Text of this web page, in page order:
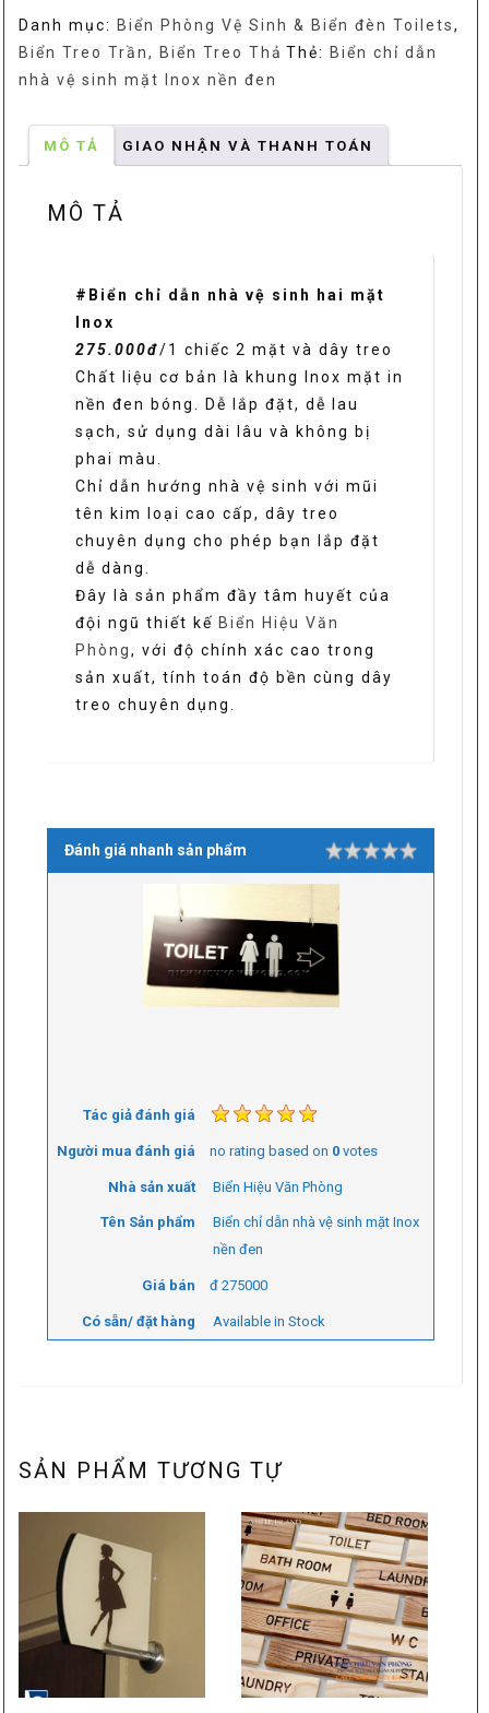
nhà
vệ
sinh
kim
Danh mục: Biển Phòng Vệ Sinh & Biển đèn Toilets,
Biển Treo Trần, Biển Treo Thả Thẻ: Biển chỉ dẫn
nhà vệ sinh mặt Inox nền đen
MÔ TẢ GIAO NHẬN VÀ THANH TOÁN
MÔ TẢ
#Biển chỉ dẫn nhà vệ sinh hai mặt
Inox
275.000đ/1 chiếc 2 mặt và dây treo
Chất liệu cơ bản là khung Inox mặt in
nền đen bóng. Dễ lắp đặt, dễ lau
sạch, sử dụng dài lâu và không bị
phai màu.
Chỉ dẫn hướng nhà vệ sinh với mũi
tên kim loại cao cấp, dây treo
chuyên dụng cho phép bạn lắp đặt
dễ dàng.
Đây là sản phẩm đầy tâm huyết của
đội ngũ thiết kế Biển Hiệu Văn
Phòng, với độ chính xác cao trong
sản xuất, tính toán độ bền cùng dây
treo chuyên dụng.
Đánh giá nhanh sản phẩm Rating
Tác giả đánh giá
Người mua đánh giá no rating based on 0votes
Nhà sản xuất Biển Hiệu Văn Phòng
Tên Sản phẩm
Biển chỉ dẫn nhà vệ sinh mặt Inox
nền đen
Giá bán đ275000
Có sẵn/ đặt hàng Available in Stock
SẢN PHẨM TƯƠNG TỰ